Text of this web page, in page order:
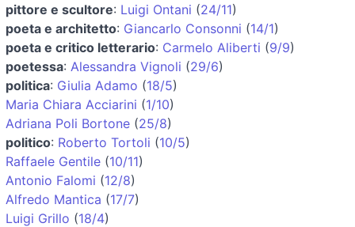
pittore e scultore: Luigi Ontani (24/11)
poeta e architetto: Giancarlo Consonni (14/1)
poeta e critico letterario: Carmelo Aliberti (9/9)
poetessa: Alessandra Vignoli (29/6)
politica: Giulia Adamo (18/5)
Maria Chiara Acciarini (1/10)
Adriana Poli Bortone (25/8)
politico: Roberto Tortoli (10/5)
Raffaele Gentile (10/11)
Antonio Falomi (12/8)
Alfredo Mantica (17/7)
Luigi Grillo (18/4)